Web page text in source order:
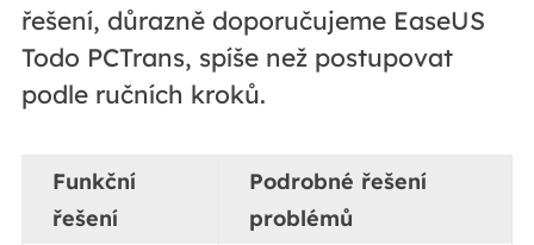
řešení, důrazně doporučujeme EaseUS
Todo PCTrans, spíše než postupovat
podle ručních kroků.
Funkční
řešení
Podrobné řešení
problémů